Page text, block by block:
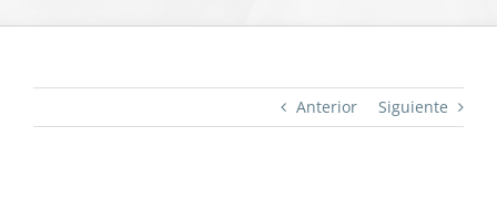
Anterior Siguiente